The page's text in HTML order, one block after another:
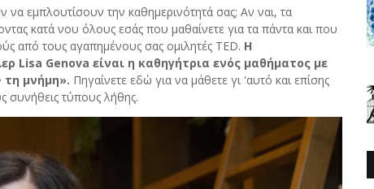
να εμπλουτίσουν την καθημερινότητά σας; Αν ναι, τα
κατά νου όλους εσάς που μαθαίνετε για τα πάντα και που
από τους αγαπημένους σας ομιλητές TED. Η
Lisa Genova είναι η καθηγήτρια ενός μαθήματος με
τη μνήμη». Πηγαίνετε εδώ για να μάθετε γι 'αυτό και επίσης
συνήθεις τύπους λήθης.